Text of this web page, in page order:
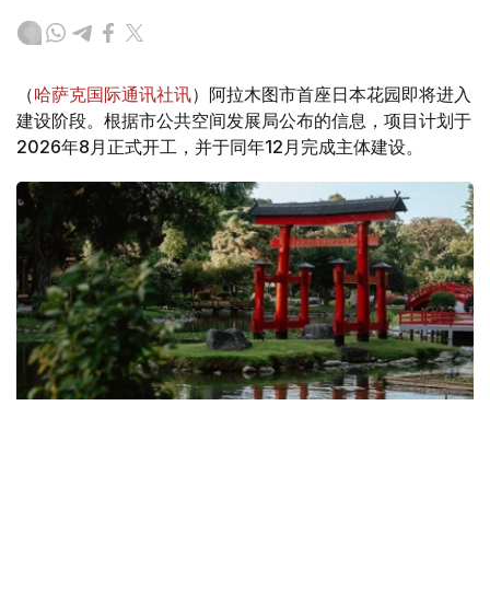
（哈萨克国际通讯社讯）阿拉木图市首座日本花园即将进入
建设阶段。根据市公共空间发展局公布的信息，项目计划于
2026年8月正式开工，并于同年12月完成主体建设。